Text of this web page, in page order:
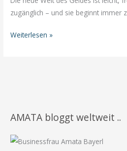
zugänglich – und sie beginnt immer
✨
innere
und
äußere
Weiterlesen »
AMATA bloggt weltweit ..